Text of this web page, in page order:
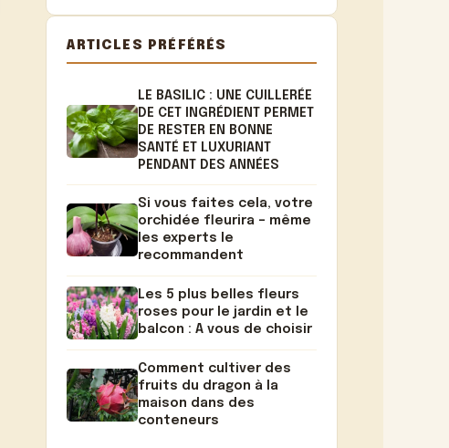
ARTICLES PRÉFÉRÉS
LE BASILIC : UNE CUILLERÉE
DE CET INGRÉDIENT PERMET
DE RESTER EN BONNE
SANTÉ ET LUXURIANT
PENDANT DES ANNÉES
Si vous faites cela, votre
orchidée fleurira – même
les experts le
recommandent
Les 5 plus belles fleurs
roses pour le jardin et le
balcon : A vous de choisir
Comment cultiver des
fruits du dragon à la
maison dans des
conteneurs